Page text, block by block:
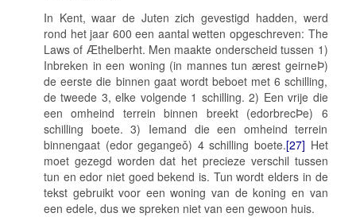
In Kent, waar de Juten zich gevestigd hadden, werd
rond het jaar 600 een aantal wetten opgeschreven: The
Laws of Æthelberht. Men maakte onderscheid tussen 1)
Inbreken in een woning (in mannes tun ærest geirneÞ)
de eerste die binnen gaat wordt beboet met 6 schilling,
de tweede 3, elke volgende 1 schilling. 2) Een vrije die
een omheind terrein binnen breekt (edorbrecÞe) 6
schilling boete. 3) Iemand die een omheind terrein
binnengaat (edor gegangeǒ) 4 schilling boete.[27] Het
moet gezegd worden dat het precieze verschil tussen
tun enedor niet goed bekend is. Tun wordt elders in de
tekst gebruikt voor een woning van de koning en van
een edele, dus we spreken niet van een gewoon huis.